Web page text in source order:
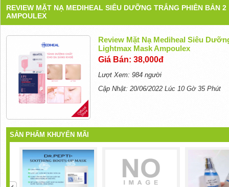
REVIEW MẶT NẠ MEDIHEAL SIÊU DƯỠNG TRẮNG PHIÊN BẢN
AMPOULEX
Review Mặt Nạ Mediheal Siêu
Lightmax Mask Ampoulex
Giá Bán: 38,000đ
Lượt Xem: 984 người
Cập Nhật: 20/06/2022 Lúc 10 Gờ 35 Phút
SẢN PHẨM KHUYẾN MÃI